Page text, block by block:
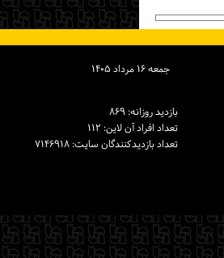
جمعه ۱۶ مرداد ۱۴۰۵
بازدید روزانه: ۸۶۹
تعداد افراد آن لاین: ۱۱۲
تعداد بازدیدكنندگان سایت: ۷۱۴۶۹۱۸